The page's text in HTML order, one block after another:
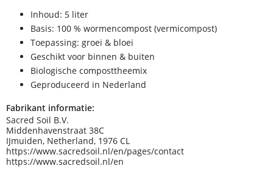
Inhoud: 5 liter
Basis: 100 % wormencompost (vermicompost)
Toepassing: groei & bloei
Geschikt voor binnen & buiten
Biologische composttheemix
Geproduceerd in Nederland
Fabrikant informatie:
Sacred Soil B.V.
Middenhavenstraat 38C
IJmuiden, Netherland, 1976 CL
https://www.sacredsoil.nl/en/pages/contact
https://www.sacredsoil.nl/en